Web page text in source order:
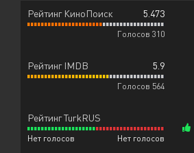
Рейтинг КиноПоиск 5.473
Голосов 310
Рейтинг IMDB 5.9
Голосов 564
Рейтинг TurkRUS
Нет голосов Нет голосов